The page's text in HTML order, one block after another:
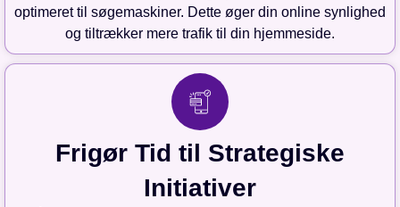
optimeret til søgemaskiner. Dette øger din online synlighed
og tiltrækker mere trafik til din hjemmeside.
Frigør Tid til Strategiske
Initiativer